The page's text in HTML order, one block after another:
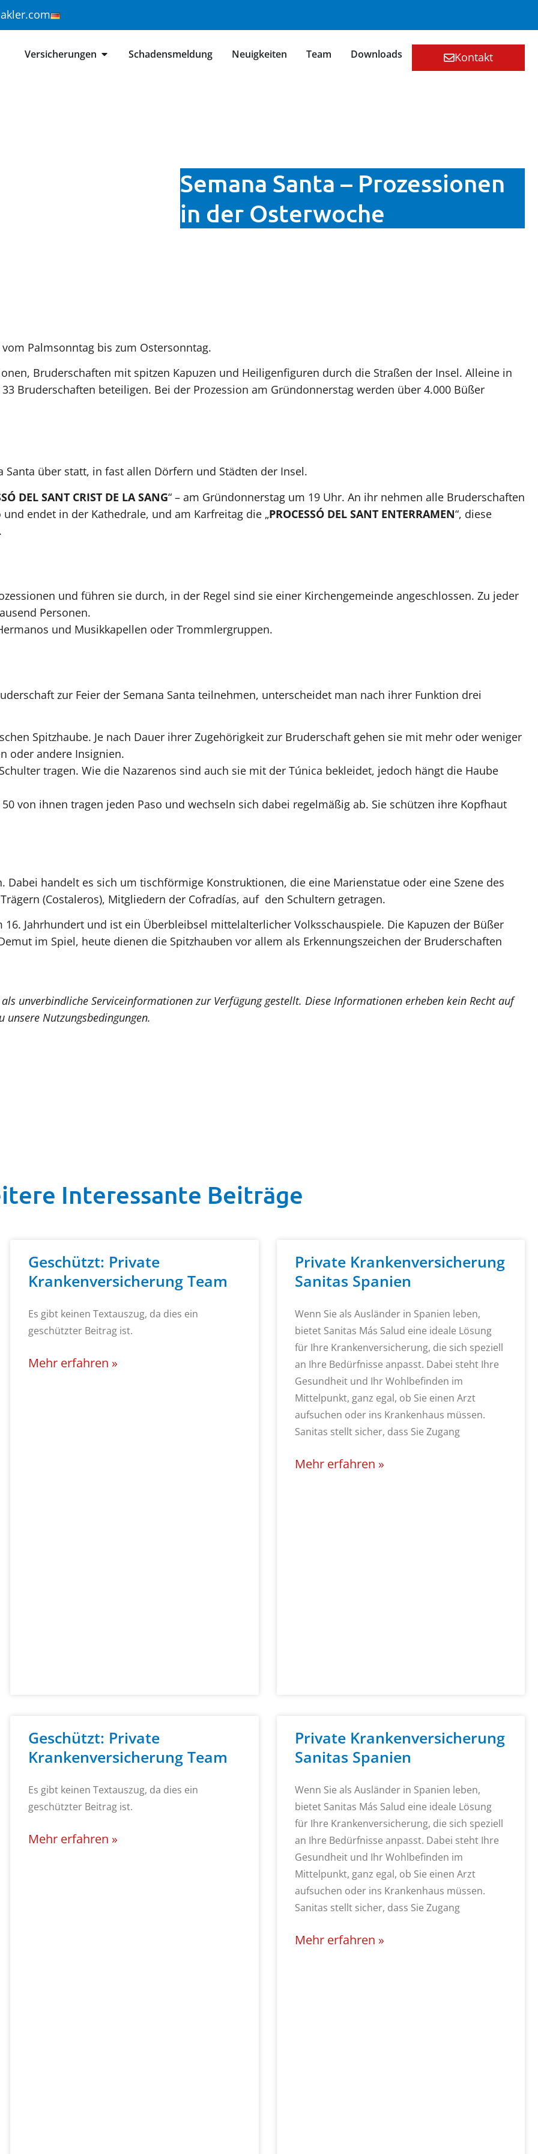
Versicherungen Schadensmeldung Neuigkeiten Team Downloads Kontakt
Semana Santa – Prozessionen
in der Osterwoche
Palmsonntag bis zum Ostersonntag.
Bruderschaften mit spitzen Kapuzen und Heiligenfiguren durch die Straßen der Insel. Alleine in
Bruderschaften beteiligen. Bei der Prozession am Gründonnerstag werden über 4.000 Büßer
über statt, in fast allen Dörfern und Städten der Insel.
DEL SANT CRIST DE LA SANG“ – am Gründonnerstag um 19 Uhr. An ihr nehmen alle Bruderschaften
endet in der Kathedrale, und am Karfreitag die „PROCESSÓ DEL SANT ENTERRAMEN“, diese
und führen sie durch, in der Regel sind sie einer Kirchengemeinde angeschlossen. Zu jeder
Personen.
und Musikkapellen oder Trommlergruppen.
zur Feier der Semana Santa teilnehmen, unterscheidet man nach ihrer Funktion drei
Spitzhaube. Je nach Dauer ihrer Zugehörigkeit zur Bruderschaft gehen sie mit mehr oder weniger
oder andere Insignien.
tragen. Wie die Nazarenos sind auch sie mit der Túnica bekleidet, jedoch hängt die Haube
von ihnen tragen jeden Paso und wechseln sich dabei regelmäßig ab. Sie schützen ihre Kopfhaut
Dabei handelt es sich um tischförmige Konstruktionen, die eine Marienstatue oder eine Szene des
(Costaleros), Mitgliedern der Cofradías, auf den Schultern getragen.
Jahrhundert und ist ein Überbleibsel mittelalterlicher Volksschauspiele. Die Kapuzen der Büßer
im Spiel, heute dienen die Spitzhauben vor allem als Erkennungszeichen der Bruderschaften
unverbindliche Serviceinformationen zur Verfügung gestellt. Diese Informationen erheben kein Recht auf
Nutzungsbedingungen.
Interessante Beiträge
Geschützt: Private
Krankenversicherung Team
Es gibt keinen Textauszug, da dies ein
geschützter Beitrag ist.
Mehr erfahren »
Private Krankenversicherung
Sanitas Spanien
Wenn Sie als Ausländer in Spanien leben,
bietet Sanitas Más Salud eine ideale Lösung
für Ihre Krankenversicherung, die sich speziell
an Ihre Bedürfnisse anpasst. Dabei steht Ihre
Gesundheit und Ihr Wohlbefinden im
Mittelpunkt, ganz egal, ob Sie einen Arzt
aufsuchen oder ins Krankenhaus müssen.
Sanitas stellt sicher, dass Sie Zugang
Mehr erfahren »
Geschützt: Private
Krankenversicherung Team
Es gibt keinen Textauszug, da dies ein
geschützter Beitrag ist.
Mehr erfahren »
Private Krankenversicherung
Sanitas Spanien
Wenn Sie als Ausländer in Spanien leben,
bietet Sanitas Más Salud eine ideale Lösung
für Ihre Krankenversicherung, die sich speziell
an Ihre Bedürfnisse anpasst. Dabei steht Ihre
Gesundheit und Ihr Wohlbefinden im
Mittelpunkt, ganz egal, ob Sie einen Arzt
aufsuchen oder ins Krankenhaus müssen.
Sanitas stellt sicher, dass Sie Zugang
Mehr erfahren »